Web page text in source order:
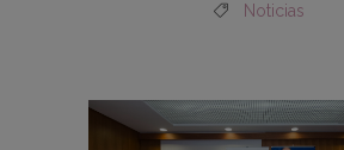
Noticias